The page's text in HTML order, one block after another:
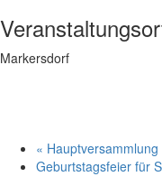
Markersdorf
«
Geburtstagsfeier für